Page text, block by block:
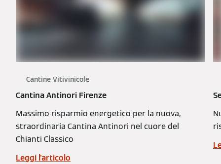
Cantine Vitivinicole
Cantina Antinori Firenze
Massimo risparmio energetico per la nuova,
straordinaria Cantina Antinori nel cuore del
Chianti Classico
Leggi l'articolo